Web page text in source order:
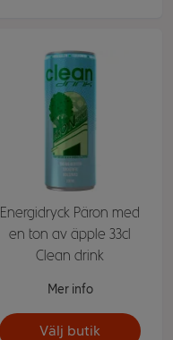
Energidryck Päron med
en ton av äpple 33cl
Clean drink
Mer info
Välj butik